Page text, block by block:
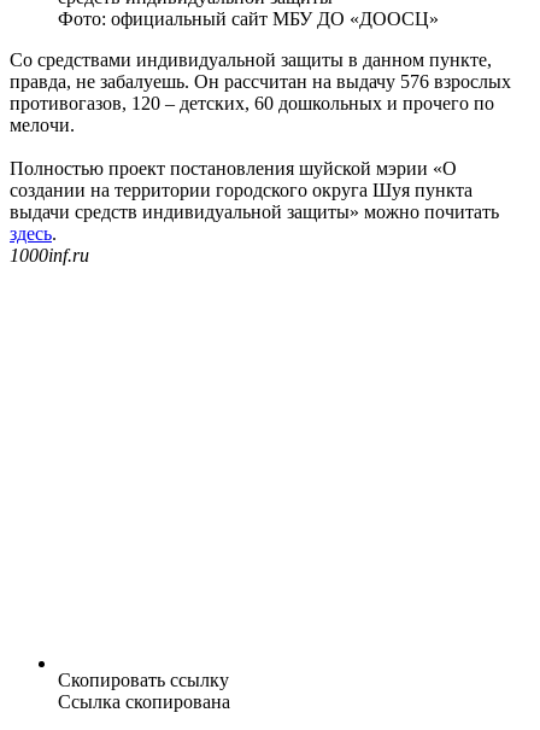
Фото: официальный сайт МБУ ДО «ДООСЦ»
Со средствами индивидуальной защиты в данном пункте,
правда, не забалуешь. Он рассчитан на выдачу 576 взрослых
противогазов, 120 – детских, 60 дошкольных и прочего по
мелочи.
Полностью проект постановления шуйской мэрии «О
создании на территории городского округа Шуя пункта
выдачи средств индивидуальной защиты» можно почитать
здесь.
1000inf.ru
Скопировать ссылку
Ссылка скопирована